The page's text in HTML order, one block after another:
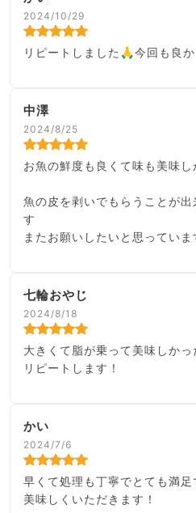
2024/10/29
リピートしました🙏今回も良か
中澤
2024/8/25
お魚の鮮度も良くて味も美味し
魚の皮を剥いでもらうことが
す
またお願いしたいと思っていま
七輪おやじ
2024/8/18
大きくて脂が乗って美味しかっ
リピートします！
かい
2024/7/6
早くて処理も丁寧でとても満足
美味しくいただきます！